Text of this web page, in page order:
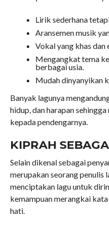
Lirik sederhana
Aransemen musik
Vokal yang khas dan
Mengangkat tema
berbagai usia.
Mudah dinyanyikan
Banyak lagunya
hidup, dan harapan
kepada pendengarnya.
KIPRAH
Selain dikenal sebagai
merupakan seorang
menciptakan lagu untuk
kemampuan merangkai
hati.